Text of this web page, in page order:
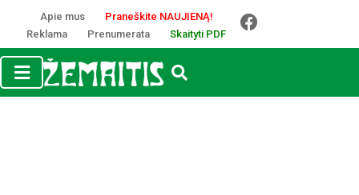
Apie mus
Praneškite NAUJIENĄ!
Reklama
Prenumerata Skaityti PDF